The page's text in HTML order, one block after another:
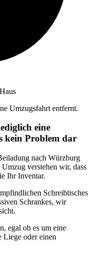
Umzugsfahrt entfernt.
eine
kein Problem dar
nach Würzburg
verstehen wir, dass
Ihr Inventar.
Schreibtisches
Schrankes, wir
egal ob es um eine
Liege oder einen